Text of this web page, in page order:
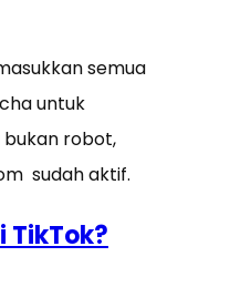
semua
untuk
robot,
sudah aktif.
TikTok?